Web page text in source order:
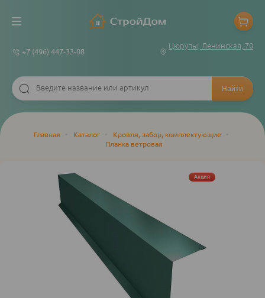
+7 (496) 447-33-08
Цюрупы, Ленинская, 70
СтрокаГлавная Каталог Кровля, забор, комплектующие
Планка ветровая
Акция